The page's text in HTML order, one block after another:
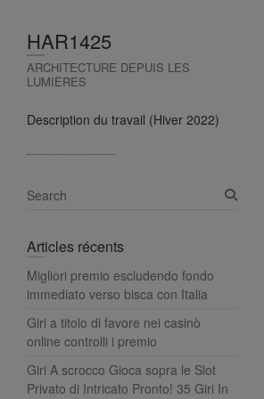
HAR1425
ARCHITECTURE DEPUIS LES
LUMIÈRES
Description du travail (Hiver 2022)
S
r
h
Articles récents
Migliori premio escludendo fondo
immediato verso bisca con Italia
Giri a titolo di favore nei casinò
online controlli i premio ️
Giri A scrocco Gioca sopra le Slot
Privato di Intricato Pronto! 35 Giri In